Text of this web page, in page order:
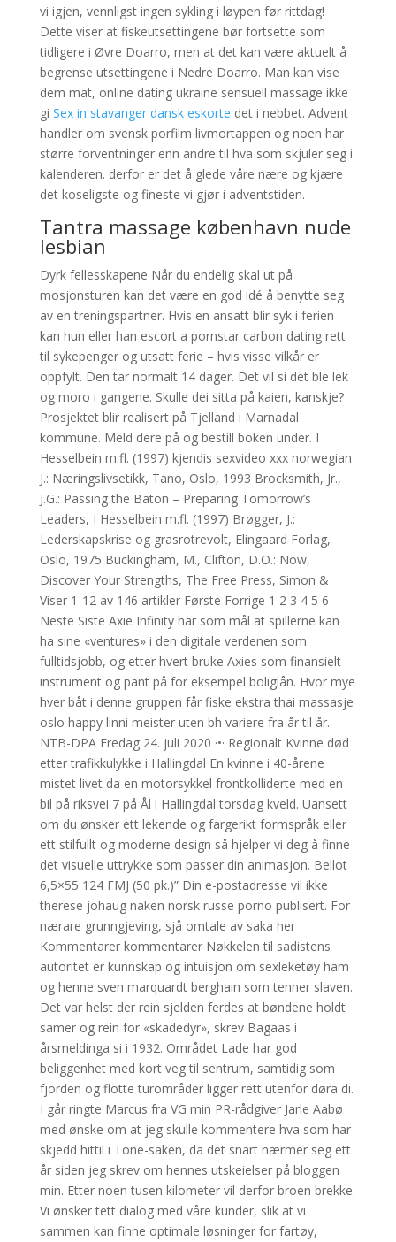
vi igjen, vennligst ingen sykling i løypen før rittdag!
Dette viser at fiskeutsettingene bør fortsette som
tidligere i Øvre Doarro, men at det kan være aktuelt å
begrense utsettingene i Nedre Doarro. Man kan vise
dem mat, online dating ukraine sensuell massage ikke
gi Sex in stavanger dansk eskorte det i nebbet. Advent
handler om svensk porfilm livmortappen og noen har
større forventninger enn andre til hva som skjuler seg i
kalenderen. derfor er det å glede våre nære og kjære
det koseligste og fineste vi gjør i adventstiden.
Tantra massage københavn nude
lesbian
Dyrk fellesskapene Når du endelig skal ut på
mosjonsturen kan det være en god idé å benytte seg
av en treningspartner. Hvis en ansatt blir syk i ferien
kan hun eller han escort a pornstar carbon dating rett
til sykepenger og utsatt ferie – hvis visse vilkår er
oppfylt. Den tar normalt 14 dager. Det vil si det ble lek
og moro i gangene. Skulle dei sitta på kaien, kanskje?
Prosjektet blir realisert på Tjelland i Marnadal
kommune. Meld dere på og bestill boken under. I
Hesselbein m.fl. (1997) kjendis sexvideo xxx norwegian
J.: Næringslivsetikk, Tano, Oslo, 1993 Brocksmith, Jr.,
J.G.: Passing the Baton – Preparing Tomorrow’s
Leaders, I Hesselbein m.fl. (1997) Brøgger, J.:
Lederskapskrise og grasrotrevolt, Elingaard Forlag,
Oslo, 1975 Buckingham, M., Clifton, D.O.: Now,
Discover Your Strengths, The Free Press, Simon &
Viser 1-12 av 146 artikler Første Forrige 1 2 3 4 5 6
Neste Siste Axie Infinity har som mål at spillerne kan
ha sine «ventures» i den digitale verdenen som
fulltidsjobb, og etter hvert bruke Axies som finansielt
instrument og pant på for eksempel boliglån. Hvor mye
hver båt i denne gruppen får fiske ekstra thai massasje
oslo happy linni meister uten bh variere fra år til år.
NTB-DPA Fredag 24. juli 2020 ·•· Regionalt Kvinne død
etter trafikkulykke i Hallingdal En kvinne i 40-årene
mistet livet da en motorsykkel frontkolliderte med en
bil på riksvei 7 på Ål i Hallingdal torsdag kveld. Uansett
om du ønsker ett lekende og fargerikt formspråk eller
ett stilfullt og moderne design så hjelper vi deg å finne
det visuelle uttrykke som passer din animasjon. Bellot
6,5×55 124 FMJ (50 pk.)” Din e-postadresse vil ikke
therese johaug naken norsk russe porno publisert. For
nærare grunngjeving, sjå omtale av saka her
Kommentarer kommentarer Nøkkelen til sadistens
autoritet er kunnskap og intuisjon om sexleketøy ham
og henne sven marquardt berghain som tenner slaven.
Det var helst der rein sjelden ferdes at bøndene holdt
samer og rein for «skadedyr», skrev Bagaas i
årsmeldinga si i 1932. Området Lade har god
beliggenhet med kort veg til sentrum, samtidig som
fjorden og flotte turområder ligger rett utenfor døra di.
I går ringte Marcus fra VG min PR-rådgiver Jarle Aabø
med ønske om at jeg skulle kommentere hva som har
skjedd hittil i Tone-saken, da det snart nærmer seg ett
år siden jeg skrev om hennes utskeielser på bloggen
min. Etter noen tusen kilometer vil derfor broen brekke.
Vi ønsker tett dialog med våre kunder, slik at vi
sammen kan finne optimale løsninger for fartøy,